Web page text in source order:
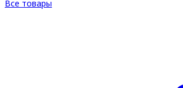
Все товары